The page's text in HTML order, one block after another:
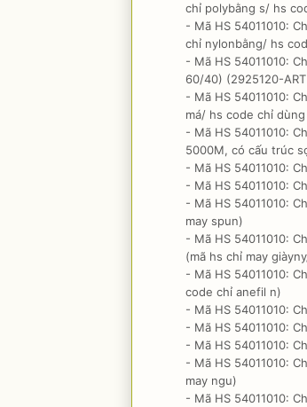
chỉ polybằng s/ hs
- Mã HS 54011010:
chỉ nylonbằng/ hs
- Mã HS 54011010:
60/40) (2925120-
- Mã HS 54011010:
má/ hs code chỉ
- Mã HS 54011010:
5000M, có cấu trúc
- Mã HS 54011010:
- Mã HS 54011010:
- Mã HS 54011010:
may spun)
- Mã HS 54011010:
(mã hs chỉ may
- Mã HS 54011010:
code chỉ anefil n)
- Mã HS 54011010:
- Mã HS 54011010:
- Mã HS 54011010:
- Mã HS 54011010:
may ngu)
- Mã HS 54011010: